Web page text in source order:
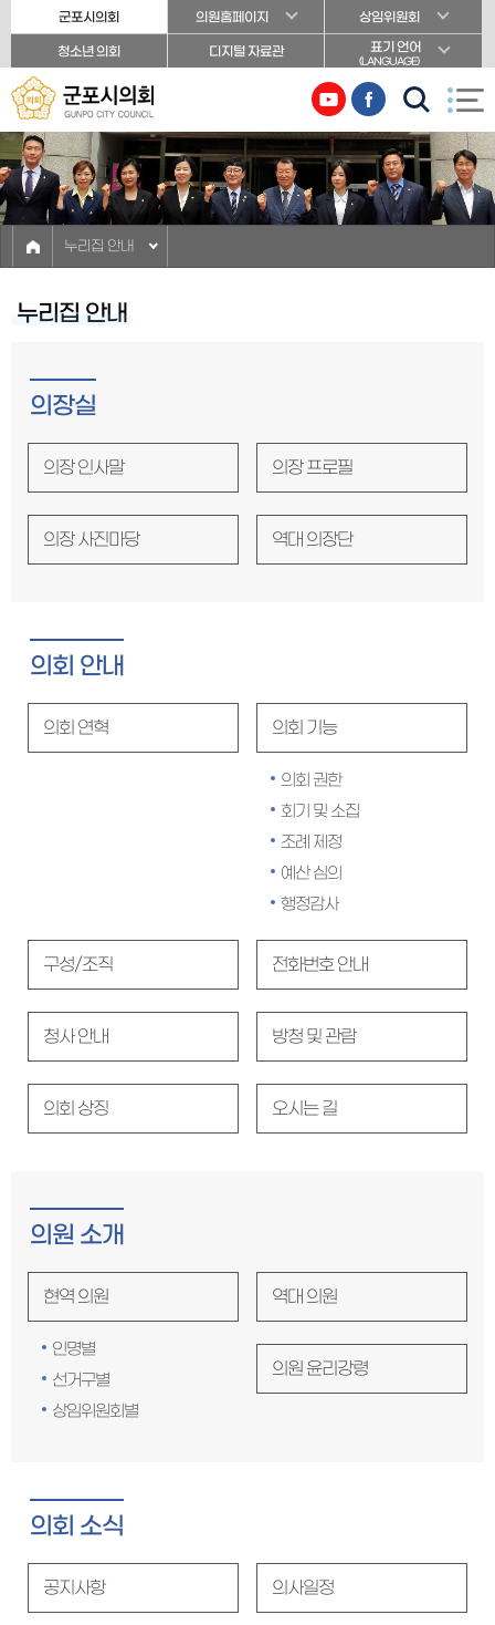
본문바로가기군포시의회 의원홈페이지 상임위원회
청소년 의회 디지털 자료관 표기 언어
(LANGUAGE)
누리집 안내
누리집 안내
의장실
의장 인사말 의장 프로필
의장 사진마당 역대 의장단
의회 안내
의회 연혁 의회 기능
의회 권한
회기 및 소집
조례 제정
예산 심의
행정감사
구성/조직 전화번호 안내
청사 안내 방청 및 관람
의회 상징 오시는 길
의원 소개
현역 의원
인명별
선거구별
상임위원회별
역대 의원
의원 윤리강령
의회 소식
공지사항 의사일정